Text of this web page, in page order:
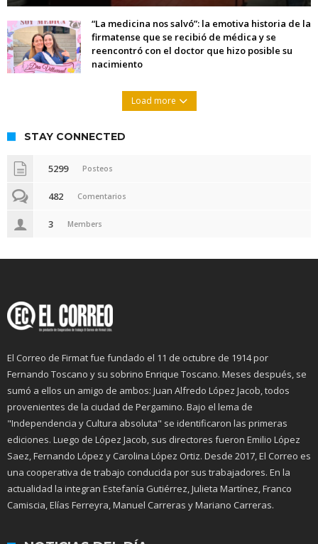
“La medicina nos salvó”: la emotiva historia de la
firmatense que se recibió de médica y se
reencontró con el doctor que hizo posible su
nacimiento
Load more
STAY CONNECTED
5299 Posteos
482 Comentarios
3 Members
El Correo de Firmat fue fundado el 11 de octubre de 1914 por
Fernando Toscano y su sobrino Enrique Toscano. Meses después, se
sumó a ellos un amigo de ambos: Juan Alfredo López Jacob, todos
provenientes de la ciudad de Pergamino. Bajo el lema de
"Independencia y Cultura absoluta" se identificaron las primeras
ediciones. Luego de López Jacob, sus directores fueron Emilio López
Saez, Fernando López y Carolina López Ortiz. Desde 2017, El Correo es
una cooperativa de trabajo conducida por sus trabajadores. En la
actualidad la integran Estefanía Gutiérrez, Julieta Martínez, Franco
Camiscia, Elías Ferreyra, Manuel Carreras y Mariano Carreras.